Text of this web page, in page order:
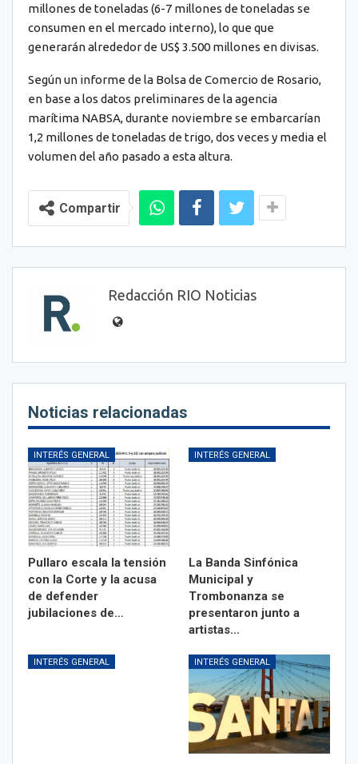
millones de toneladas (6-7 millones de toneladas se
consumen en el mercado interno), lo que que
generarán alrededor de US$ 3.500 millones en divisas.
Según un informe de la Bolsa de Comercio de Rosario,
en base a los datos preliminares de la agencia
marítima NABSA, durante noviembre se embarcarían
1,2 millones de toneladas de trigo, dos veces y media el
volumen del año pasado a esta altura.
Compartir
Redacción RIO Noticias
Noticias relacionadas
INTERÉS GENERAL
Pullaro escala la tensión
con la Corte y la acusa
de defender
jubilaciones de…
INTERÉS GENERAL
La Banda Sinfónica
Municipal y
Trombonanza se
presentaron junto a
artistas…
INTERÉS GENERAL INTERÉS GENERAL